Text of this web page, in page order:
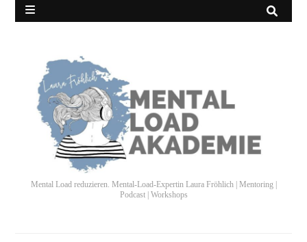
Mental Load reduzieren. Mental-Load-Expertin Laura Fröhlich | Mentoring |
Podcast | Workshops